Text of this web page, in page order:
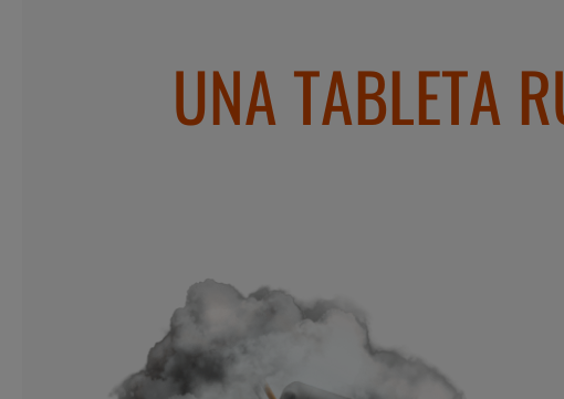
UNA TABLETA